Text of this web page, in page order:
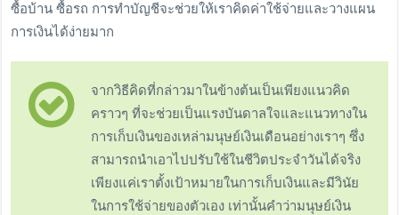
ซื้อบ้าน ซื้อรถ การทำบัญชีจะช่วยให้เราคิดค่าใช้จ่ายและวางแผน
การเงินได้ง่ายมาก
จากวิธีคิดที่กล่าวมาในข้างต้นเป็นเพียงแนวคิด
คราวๆ ที่จะช่วยเป็นแรงบันดาลใจและแนวทางใน
การเก็บเงินของเหล่ามนุษย์เงินเดือนอย่างเราๆ ซึ่ง
สามารถนำเอาไปปรับใช้ในชีวิตประจำวันได้จริง
เพียงแค่เราตั้งเป้าหมายในการเก็บเงินและมีวินัย
ในการใช้จ่ายของตัวเอง เท่านั้นคำว่ามนุษย์เงิน